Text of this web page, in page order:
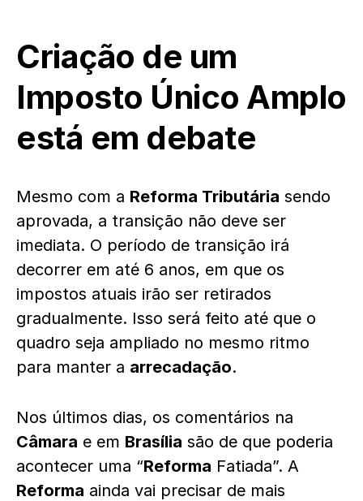
Criação de um
Imposto Único Amplo
está em debate
Mesmo com a Reforma Tributária sendo
aprovada, a transição não deve ser
imediata. O período de transição irá
decorrer em até 6 anos, em que os
impostos atuais irão ser retirados
gradualmente. Isso será feito até que o
quadro seja ampliado no mesmo ritmo
para manter a arrecadação.
Nos últimos dias, os comentários na
Câmara e em Brasília são de que poderia
acontecer uma “Reforma Fatiada”. A
Reforma ainda vai precisar de mais